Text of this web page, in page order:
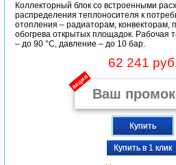
Коллекторный блок со встроенными
распределения теплоносителя к
отопления – радиаторам, конвекторам,
обогрева открытых площадок. Рабочая
– до 90 °С, давление – до 10 бар.
62 241
акция
Купить
Купить в 1 клик